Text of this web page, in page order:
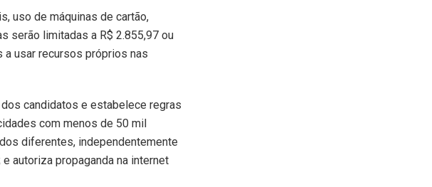
uso de máquinas de cartão,
serão limitadas a R$ 2.855,97 ou
a usar recursos próprios nas
candidatos e estabelece regras
com menos de 50 mil
diferentes, independentemente
autoriza propaganda na internet